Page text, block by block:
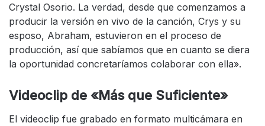
Crystal Osorio. La verdad, desde que comenzamos a
producir la versión en vivo de la canción, Crys y su
esposo, Abraham, estuvieron en el proceso de
producción, así que sabíamos que en cuanto se diera
la oportunidad concretaríamos colaborar con ella».
Videoclip de «Más que Suficiente»
El videoclip fue grabado en formato multicámara en